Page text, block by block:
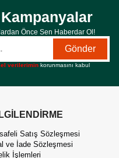
Önce Sen Haberdar Ol!
Gönder
verilerimin korunmasını kabul
Satış Sözleşmesi
ve İade Sözleşmesi
İşlemleri